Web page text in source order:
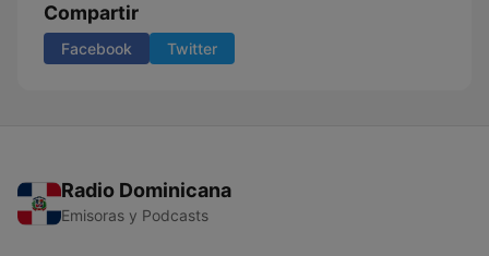
Compartir
Facebook Twitter
Radio Dominicana
Emisoras y Podcasts